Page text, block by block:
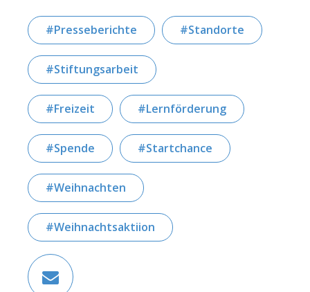
Presseberichte Standorte
Stiftungsarbeit
Freizeit Lernförderung
Spende Startchance
Weihnachten
Weihnachtsaktiion